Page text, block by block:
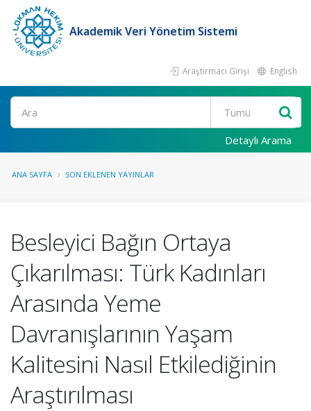
Akademik Veri Yönetim Sistemi
Araştırmacı Girişi English
Ara
Detaylı Arama
ANA SAYFA SON EKLENEN YAYINLAR
Besleyici Bağın Ortaya
Çıkarılması: Türk Kadınları
Arasında Yeme
Davranışlarının Yaşam
Kalitesini Nasıl Etkilediğinin
Araştırılması